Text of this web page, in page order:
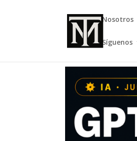
Nosotros
Síguenos